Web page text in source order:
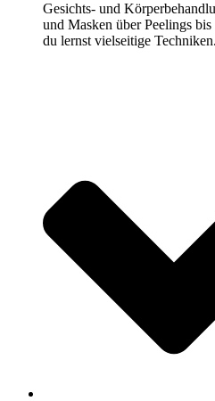
Gesichts- und
und Masken über Peelings
du lernst vielseitige Techniken.